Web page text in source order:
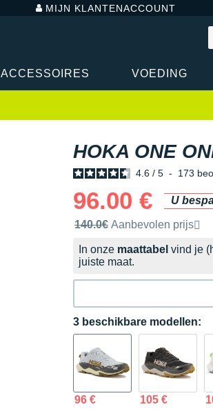
MIJN KLANTENACCOUNT
ACCESSOIRES VOEDING
HOKA ONE
4.6 / 5 - 173
96.00 €
U
Door het merk aanbevolen
140.0€ Aanbevolen prijs
In onze maattabel vind je
juiste maat.
3 beschikbare modellen:
96 € 105 €